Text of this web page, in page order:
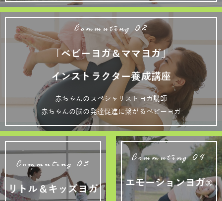
Commuting 02
「ベビーヨガ＆ママヨガ」
インストラクター養成講座
赤ちゃんのスペシャリストヨガ講師
赤ちゃんの脳の発達促進に繋がるベビーヨガ
Commuting 03
リトル＆キッズヨガ
Commuting 04
エモーションヨガ®